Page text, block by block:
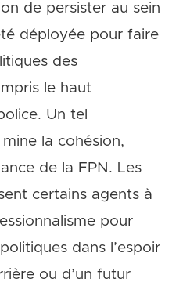
de persister au sein
déployée pour faire
des
le haut
Un tel
la cohésion,
de la FPN. Les
certains agents à
pour
dans l’espoir
ou d’un futur